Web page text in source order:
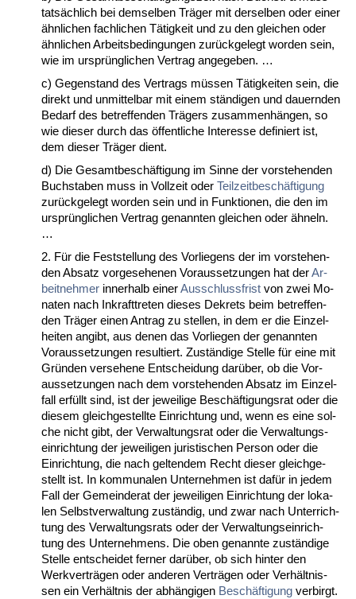
tatsächlich bei dem­sel­ben Träger mit der­sel­ben oder ei­ner
ähn­li­chen fach­li­chen Tätig­keit und zu den glei­chen oder
ähn­li­chen Ar­beits­be­din­gun­gen zurück­ge­legt wor­den sein,
wie im ursprüng­li­chen Ver­trag an­ge­ge­ben. …
c) Ge­gen­stand des Ver­trags müssen Tätig­kei­ten sein, die
di­rekt und un­mit­tel­bar mit ei­nem ständi­gen und dau­ern­den
Be­darf des be­tref­fen­den Trägers zu­sam­menhängen, so
wie die­ser durch das öffent­li­che In­ter­es­se de­fi­niert ist,
dem die­ser Träger dient.
d) Die Ge­samt­beschäfti­gung im Sin­ne der vor­ste­hen­den
Buch­sta­ben muss in Voll­zeit oder Teil­zeit­beschäfti­gung
zurück­ge­legt wor­den sein und in Funk­tio­nen, die den im
ursprüng­li­chen Ver­trag ge­nann­ten glei­chen oder ähneln.
…
2. Für die Fest­stel­lung des Vor­lie­gens der im vor­ste­hen­
den Ab­satz vor­ge­se­he­nen Vor­aus­set­zun­gen hat derAr­
beit­neh­mer in­ner­halb ei­nerAus­schluss­frist von zwei Mo­
na­ten nach In­kraft­tre­ten die­ses De­krets beim be­tref­fen­
den Träger ei­nen An­trag zu stel­len, in dem er die Ein­zel­
hei­ten an­gibt, aus de­nen das Vor­lie­gen der ge­nann­ten
Vor­aus­set­zun­gen re­sul­tiert. Zuständi­ge Stel­le für ei­ne mit
Gründen ver­se­he­ne Ent­schei­dung darüber, ob die Vor­
aus­set­zun­gen nach dem vor­ste­hen­den Ab­satz im Ein­zel­
fall erfüllt sind, ist der je­wei­li­ge Beschäfti­gungs­rat oder die
die­sem gleich­ge­stell­te Ein­rich­tung und, wenn es ei­ne sol­
che nicht gibt, der Ver­wal­tungs­rat oder die Ver­wal­tungs­
ein­rich­tung der je­wei­li­gen ju­ris­ti­schen Per­son oder die
Ein­rich­tung, die nach gel­ten­dem Recht die­ser gleich­ge­
stellt ist. In kom­mu­na­len Un­ter­neh­men ist dafür in je­dem
Fall der Ge­mein­de­rat der je­wei­li­gen Ein­rich­tung der lo­ka­
len Selbst­ver­wal­tung zuständig, und zwar nach Un­ter­rich­
tung des Ver­wal­tungs­rats oder der Ver­wal­tungs­ein­rich­
tung des Un­ter­neh­mens. Die oben ge­nann­te zuständi­ge
Stel­le ent­schei­det fer­ner darüber, ob sich hin­ter den
Werk­verträgen oder an­de­ren Verträgen oder Verhält­nis­
sen ein Verhält­nis der abhängi­gen Beschäfti­gung ver­birgt.